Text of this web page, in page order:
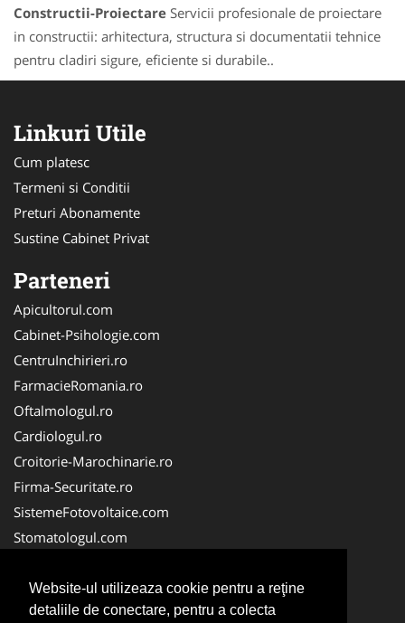
Website-ul utilizeaza cookie pentru a reţine
detaliile de conectare, pentru a colecta
Constructii-Proiectare Servicii profesionale de proiectare
in constructii: arhitectura, structura si documentatii tehnice
pentru cladiri sigure, eficiente si durabile..
Linkuri Utile
Cum platesc
Termeni si Conditii
Preturi Abonamente
Sustine Cabinet Privat
Parteneri
Apicultorul.com
Cabinet-Psihologie.com
CentruInchirieri.ro
FarmacieRomania.ro
Oftalmologul.ro
Cardiologul.ro
Croitorie-Marochinarie.ro
Firma-Securitate.ro
SistemeFotovoltaice.com
Stomatologul.com
Birouri-Cadastru.ro
Cabinet-Individual.ro